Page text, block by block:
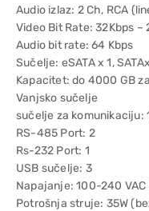
Audio izlaz: 2 Ch, RCA
Video Bit Rate: 32Kbps ~
Audio bit rate: 64 Kbps
Sučelje: eSATA x 1,
Kapacitet: do 4000 GB
Vanjsko sučelje
sučelje za komunikaciju:
RS-485 Port: 2
Rs-232 Port: 1
USB sučelje: 3
Napajanje: 100-240 VAC
Potrošnja struje: 35W